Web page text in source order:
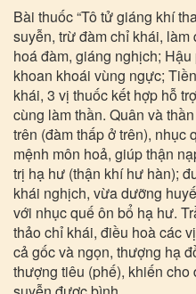
Bài thuốc “Tô tử giáng khí
suyễn, trừ đàm chỉ khái,
hoá đàm, giáng nghịch;
khoan khoái vùng ngực;
khái, 3 vị thuốc kết hợp hỗ
cùng làm thần. Quân và
trên (đàm thấp ở trên), nhục
mệnh môn hoả, giúp thận
trị hạ hư (thận khí hư hàn);
khái nghịch, vừa dưỡng
với nhục quế ôn bổ hạ hư.
thảo chỉ khái, điều hoà các
cả gốc và ngọn, thượng hạ
thượng tiêu (phế), khiến